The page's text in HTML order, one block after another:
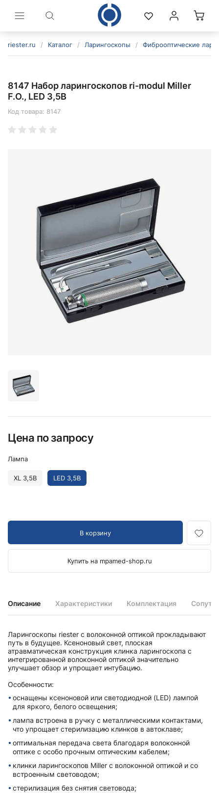
riester.ru / Каталог / Ларингоскопы / Фиброоптические
Описание Характеристики Комплектация
Ларингоскопы riester с волоконной оптикой прокладывают
путь в будущее. Ксеноновый свет, плоская
атравматическая конструкция клинка ларингоскопа с
интегрированной волоконной оптикой значительно
улучшает обзор и упрощает интубацию.
Особенности:
оснащены ксеноновой или светодиодной (LED) лампой
для яркого, белого освещения;
лампа встроена в ручку с металлическими контактами,
что упрощает стерилизацию клинков в автоклаве;
оптимальная передача света благодаря волоконной
оптике с особо прочным оптическим кабелем;
клинки ларингоскопов Miller с волоконной оптикой и со
встроенным световодом;
стерилизация без снятия световода;
8147 Набор ларингоскопов ri-modul Miller
F.O., LED 3,5В
Код товара: 8147
Цена по запросу
Лампа
XL 3,5В LED 3,5В
В корзину
Купить на mpamed-shop.ru